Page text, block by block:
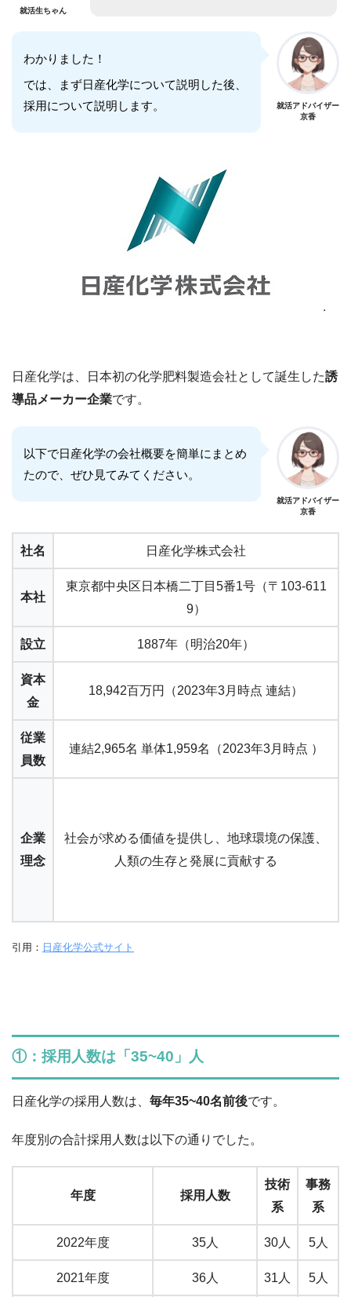
就活生ちゃん
わかりました！
では、まず日産化学について説明した後、
採用について説明します。
就活アドバイザー
京香
日産化学は、日本初の化学肥料製造会社として誕生した誘
導品メーカー企業です。
以下で日産化学の会社概要を簡単にまとめ
たので、ぜひ見てみてください。
就活アドバイザー
京香
社名 日産化学株式会社
本社
東京都中央区日本橋二丁目5番1号（〒103-611
9）
設立 1887年（明治20年）
資本
金
18,942百万円（2023年3月時点 連結）
従業
員数
連結2,965名 単体1,959名（2023年3月時点 ）
企業
理念
社会が求める価値を提供し、地球環境の保護、
人類の生存と発展に貢献する
引用： 日産化学公式サイト
①：採用人数は「35~40」人
日産化学の採用人数は、 毎年35~40名前後です。
年度別の合計採用人数は以下の通りでした。
年度 採用人数
技術
系
事務
系
2022年度 35人 30人 5人
2021年度 36人 31人 5人